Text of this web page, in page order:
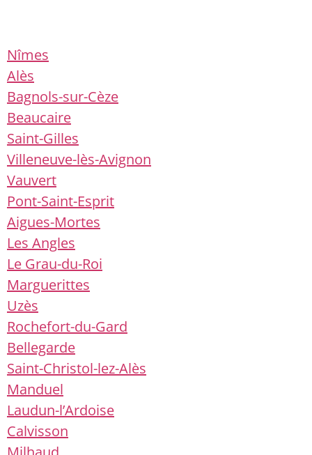
Nîmes
Alès
Bagnols-sur-Cèze
Beaucaire
Saint-Gilles
Villeneuve-lès-Avignon
Vauvert
Pont-Saint-Esprit
Aigues-Mortes
Les Angles
Le Grau-du-Roi
Marguerittes
Uzès
Rochefort-du-Gard
Bellegarde
Saint-Christol-lez-Alès
Manduel
Laudun-l’Ardoise
Calvisson